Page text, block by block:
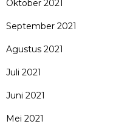
Oktober 2021
September 2021
Agustus 2021
Juli 2021
Juni 2021
Mei 2021